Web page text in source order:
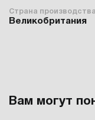
Страна производства
Великобритания
Вам могут